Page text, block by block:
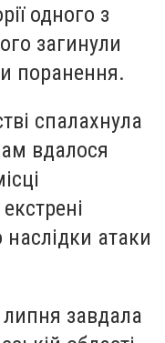
одного з
загинули
поранення.
спалахнула
вдалося
атаки
завдала